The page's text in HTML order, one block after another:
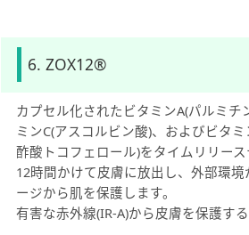
6. ZOX12®
カプセル化されたビタミンA(パルミチ
ミンC(アスコルビン酸)、およびビタミ
酢酸トコフェロール)をタイムリリー
12時間かけて皮膚に放出し、外部環
ージから肌を保護します。
有害な赤外線(IR-A)から皮膚を保護す